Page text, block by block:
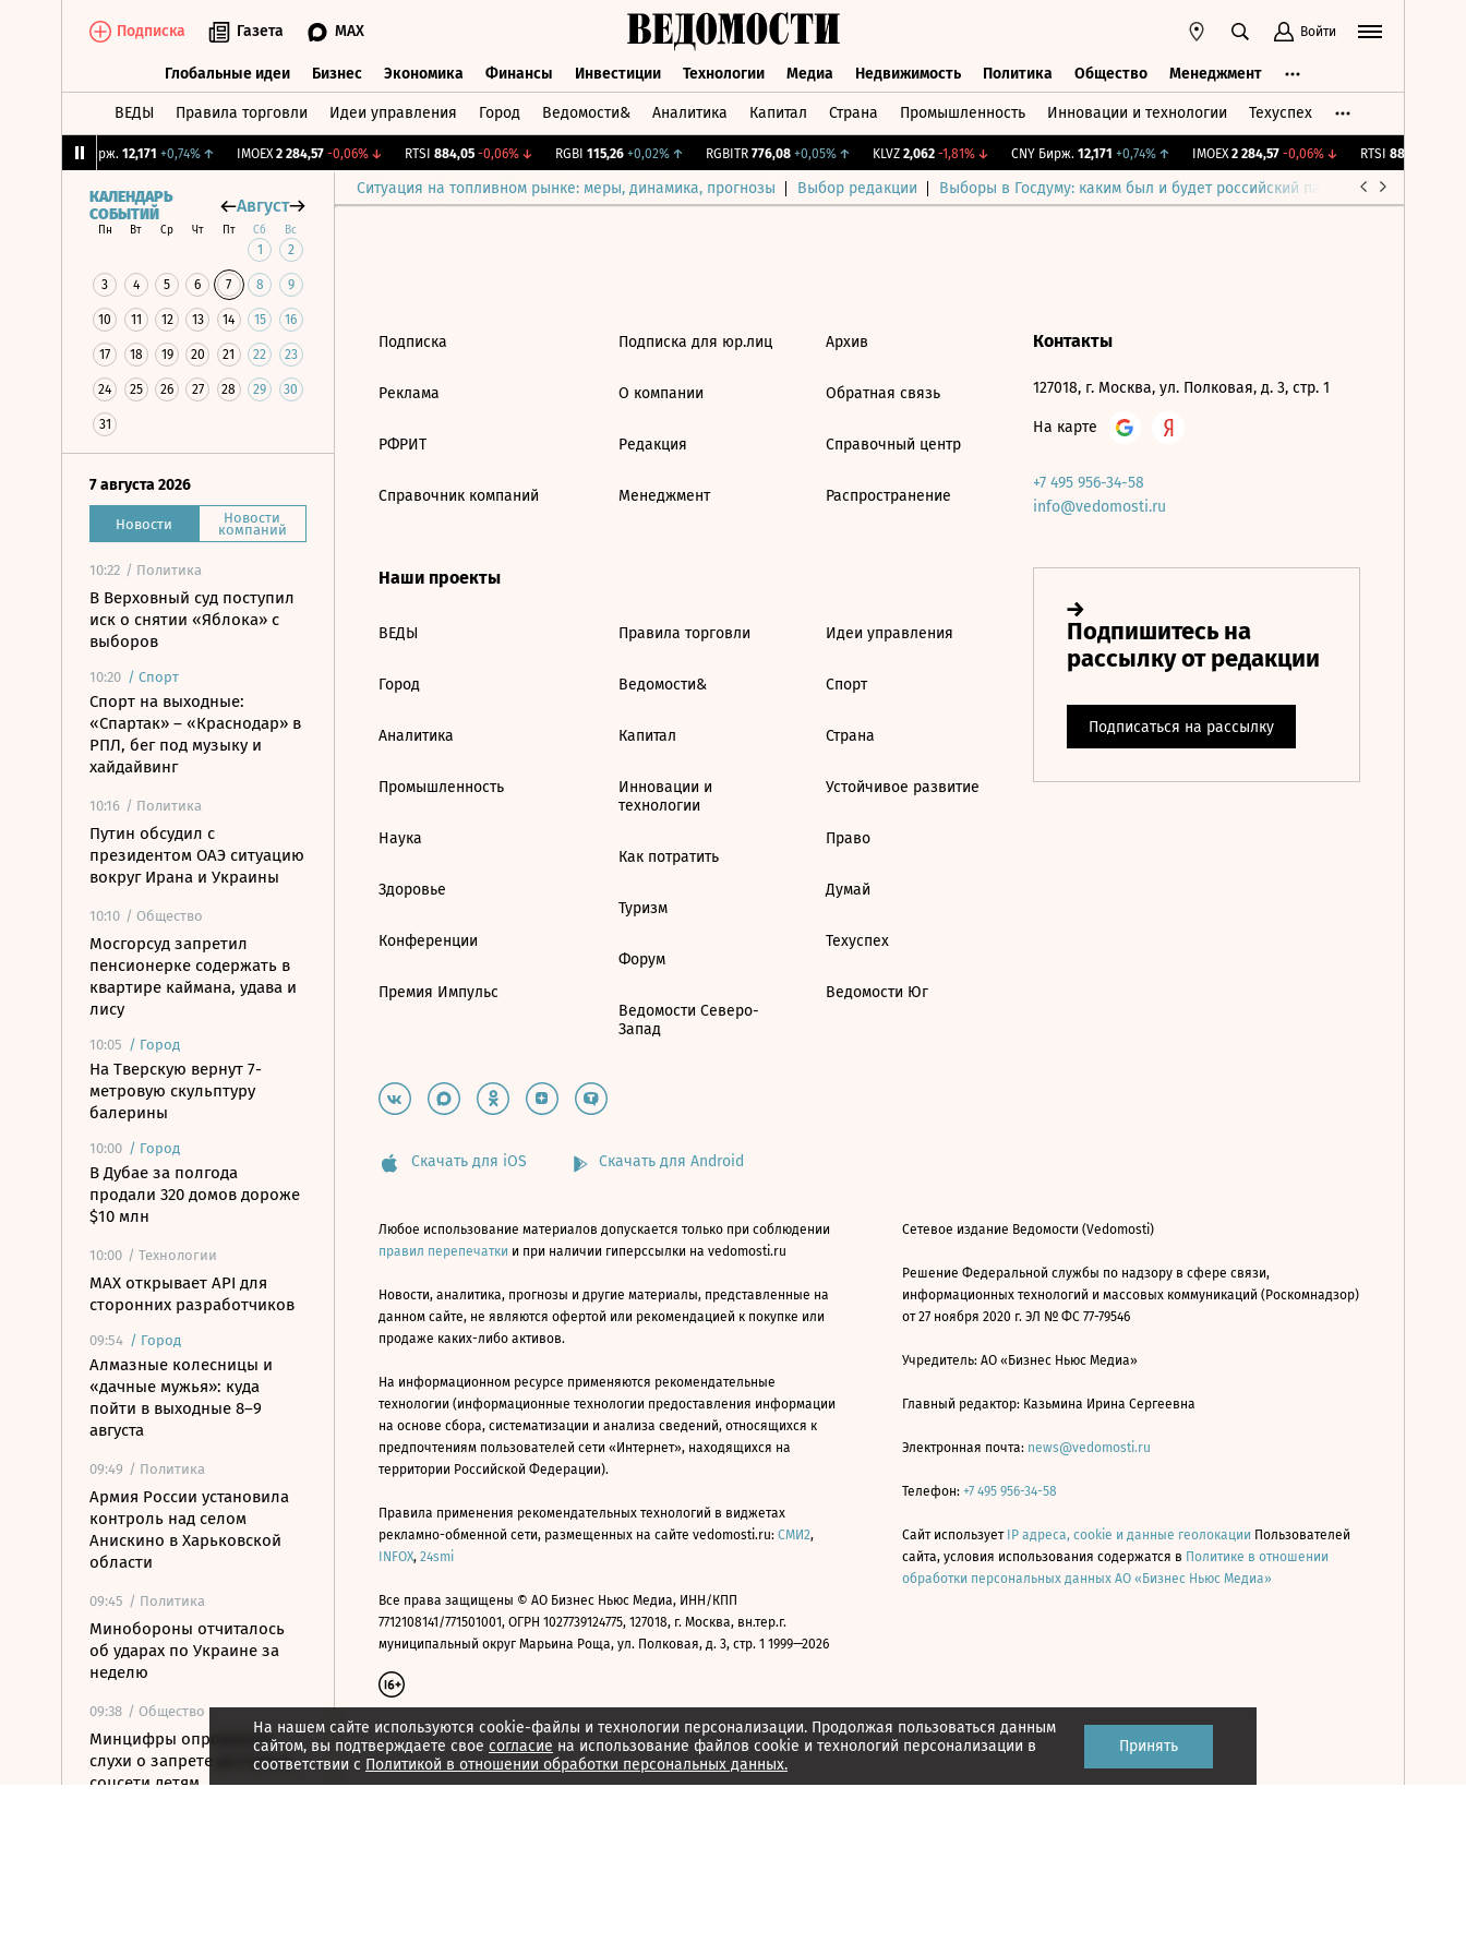
Подписка Газета MAX Войти
Глобальные идеи Бизнес Экономика Финансы Инвестиции Технологии Медиа Недвижимость Политика Общество Менеджмент
ВЕДЫ Правила торговли Идеи управления Город Ведомости& Аналитика Капитал Страна Промышленность Инновации и технологии Техуспех
CNY Бирж. 12,171 +0,74%↑ IMOEX 2 284,57 -0,06%↓ RTSI 884,05 -0,06%↓ RGBI 115,26 +0,02%↑ RGBITR 776,08 +0,05%↑ KLVZ 2,062 -1,81%↓ CNY Бирж. 12,171 +0,74%↑ IMOEX 2 284,57 -0,06%↓ RTSI 884,05
Ситуация на топливном рынке: меры, динамика, прогнозы Выбор редакции Выборы в Госдуму: каким был и будет российский парламент
КАЛЕНДАРЬ
СОБЫТИЙ
Август
Пн Вт Ср Чт Пт Сб Вс
1 2
3 4 5 6 7 8 9
10 11 12 13 14 15 16
17 18 19 20 21 22 23
24 25 26 27 28 29 30
31
7 августа 2026
Новости Новости
компаний
10:22 / Политика
В Верховный суд поступил
иск о снятии «Яблока» с
выборов
10:20 / Спорт
Спорт на выходные:
«Спартак» – «Краснодар» в
РПЛ, бег под музыку и
хайдайвинг
10:16 / Политика
Путин обсудил с
президентом ОАЭ ситуацию
вокруг Ирана и Украины
10:10 / Общество
Мосгорсуд запретил
пенсионерке содержать в
квартире каймана, удава и
лису
10:05 / Город
На Тверскую вернут 7-
метровую скульптуру
балерины
10:00 / Город
В Дубае за полгода
продали 320 домов дороже
$10 млн
10:00 / Технологии
MAX открывает API для
сторонних разработчиков
09:54 / Город
Алмазные колесницы и
«дачные мужья»: куда
пойти в выходные 8–9
августа
09:49 / Политика
Армия России установила
контроль над селом
Анискино в Харьковской
области
09:45 / Политика
Минобороны отчиталось
об ударах по Украине за
неделю
09:38 / Общество
Минцифры опровергло
слухи о запрете доступа в
соцсети детям
На нашем сайте используются cookie-файлы и технологии персонализации. Продолжая пользоваться данным
сайтом, вы подтверждаете свое согласие на использование файлов cookie и технологий персонализации в
соответствии с Политикой в отношении обработки персональных данных.
Принять
Подписка
Реклама
РФРИТ
Справочник компаний
Подписка для юр.лиц
О компании
Редакция
Менеджмент
Архив
Обратная связь
Справочный центр
Распространение
Наши проекты
ВЕДЫ
Город
Аналитика
Промышленность
Наука
Здоровье
Конференции
Премия Импульс
Правила торговли
Ведомости&
Капитал
Инновации и
технологии
Как потратить
Туризм
Форум
Ведомости Северо-
Запад
Идеи управления
Спорт
Страна
Устойчивое развитие
Право
Думай
Техуспех
Ведомости Юг
Контакты
127018, г. Москва, ул. Полковая, д. 3, стр. 1
На карте
+7 495 956-34-58
info@vedomosti.ru
Скачать для iOS Скачать для Android
Любое использование материалов допускается только при соблюдении
правил перепечатки и при наличии гиперссылки на vedomosti.ru
Новости, аналитика, прогнозы и другие материалы, представленные на
данном сайте, не являются офертой или рекомендацией к покупке или
продаже каких-либо активов.
На информационном ресурсе применяются рекомендательные
технологии (информационные технологии предоставления информации
на основе сбора, систематизации и анализа сведений, относящихся к
предпочтениям пользователей сети «Интернет», находящихся на
территории Российской Федерации).
Правила применения рекомендательных технологий в виджетах
рекламно-обменной сети, размещенных на сайте vedomosti.ru: СМИ2,
INFOX, 24smi
Все права защищены © АО Бизнес Ньюс Медиа, ИНН/КПП
7712108141/771501001, ОГРН 1027739124775, 127018, г. Москва, вн.тер.г.
муниципальный округ Марьина Роща, ул. Полковая, д. 3, стр. 1 1999—2026
Сетевое издание Ведомости (Vedomosti)
Решение Федеральной службы по надзору в сфере связи,
информационных технологий и массовых коммуникаций (Роскомнадзор)
от 27 ноября 2020 г. ЭЛ № ФС 77-79546
Учредитель: АО «Бизнес Ньюс Медиа»
Главный редактор: Казьмина Ирина Сергеевна
Электронная почта: news@vedomosti.ru
Телефон: +7 495 956-34-58
Сайт использует IP адреса, cookie и данные геолокации Пользователей
сайта, условия использования содержатся в Политике в отношении
обработки персональных данных АО «Бизнес Ньюс Медиа»